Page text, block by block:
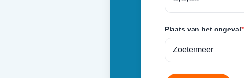
Plaats van het ongeval*